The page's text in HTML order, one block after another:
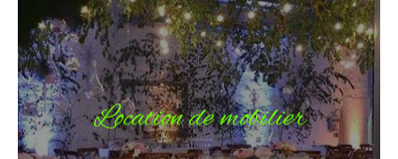
Location de mobilier